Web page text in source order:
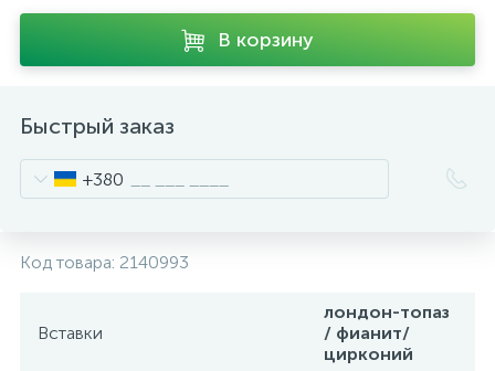
В корзину
Быстрый заказ
+380
Код товара: 2140993
Вставки
лондон-топаз
/ фианит/
цирконий